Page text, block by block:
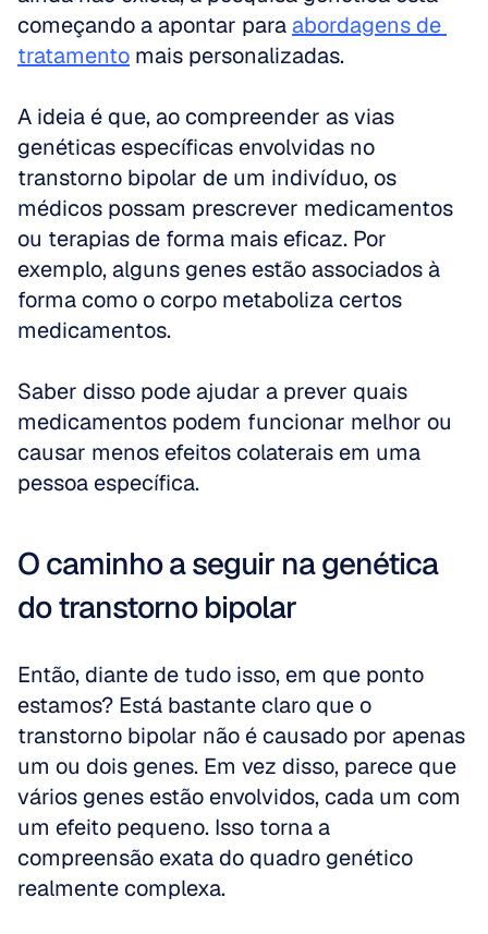
começando a apontar para abordagens de
tratamento mais personalizadas.
A ideia é que, ao compreender as vias
genéticas específicas envolvidas no
transtorno bipolar de um indivíduo, os
médicos possam prescrever medicamentos
ou terapias de forma mais eficaz. Por
exemplo, alguns genes estão associados à
forma como o corpo metaboliza certos
medicamentos.
Saber disso pode ajudar a prever quais
medicamentos podem funcionar melhor ou
causar menos efeitos colaterais em uma
pessoa específica.
O caminho a seguir na genética
do transtorno bipolar
Então, diante de tudo isso, em que ponto
estamos? Está bastante claro que o
transtorno bipolar não é causado por apenas
um ou dois genes. Em vez disso, parece que
vários genes estão envolvidos, cada um com
um efeito pequeno. Isso torna a
compreensão exata do quadro genético
realmente complexa.